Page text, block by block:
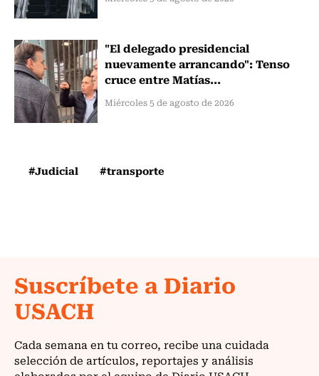
"El delegado presidencial
nuevamente arrancando": Tenso
cruce entre Matías...
Miércoles 5 de agosto de 2026
#Judicial #transporte